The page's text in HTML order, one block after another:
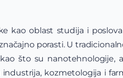
kao oblast studija i
porasti. U
što su nanotehnologije,
industrija, kozmetologija i